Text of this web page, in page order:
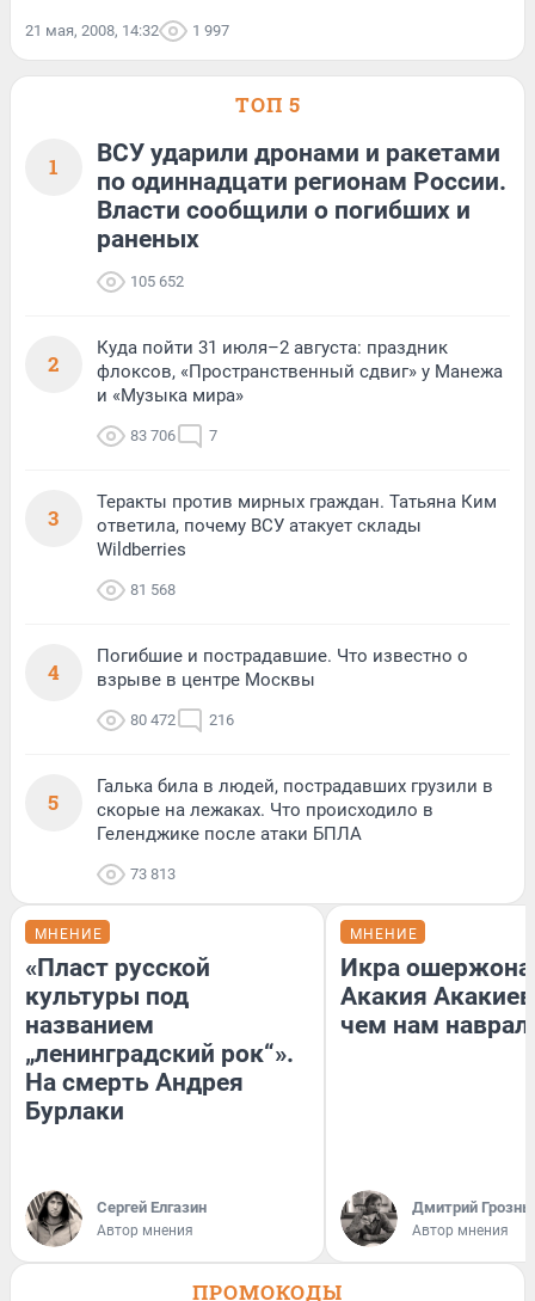
21 мая, 2008, 14:32 1 997
ТОП 5
1
ВСУ ударили дронами и ракетами
по одиннадцати регионам России.
Власти сообщили о погибших и
раненых
105 652
2
Куда пойти 31 июля–2 августа: праздник
флоксов, «Пространственный сдвиг» у Манежа
и «Музыка мира»
83 706 7
3
Теракты против мирных граждан. Татьяна Ким
ответила, почему ВСУ атакует склады
Wildberries
81 568
4
Погибшие и пострадавшие. Что известно о
взрыве в центре Москвы
80 472 216
5
Галька била в людей, пострадавших грузили в
скорые на лежаках. Что происходило в
Геленджике после атаки БПЛА
73 813
МНЕНИЕ
«Пласт русской
культуры под
названием
„ленинградский рок“».
На смерть Андрея
Бурлаки
Сергей Елгазин
Автор мнения
МНЕНИЕ
Икра
Акакия
чем нам
Дмитрий
Автор мнения
ПРОМОКОДЫ